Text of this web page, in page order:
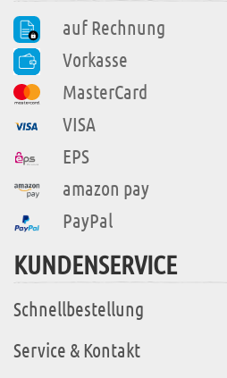
auf Rechnung
Vorkasse
MasterCard
VISA
EPS
amazon pay
PayPal
KUNDENSERVICE
Schnellbestellung
Service & Kontakt